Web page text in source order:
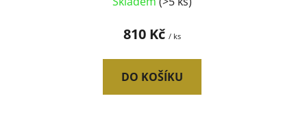
810 Kč / ks
DO KOŠÍKU